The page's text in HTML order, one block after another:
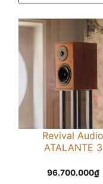
Revival Audio
ATALANTE 3
96.700.000₫